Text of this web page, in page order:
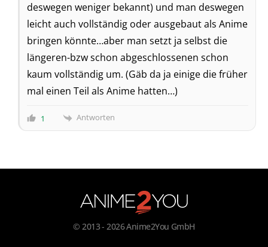
deswegen weniger bekannt) und man deswegen
leicht auch vollständig oder ausgebaut als Anime
bringen könnte…aber man setzt ja selbst die
längeren-bzw schon abgeschlossenen schon
kaum vollständig um. (Gäb da ja einige die früher
mal einen Teil als Anime hatten…)
1 Antworten
© 2013 - 2026 Anime2You GmbH